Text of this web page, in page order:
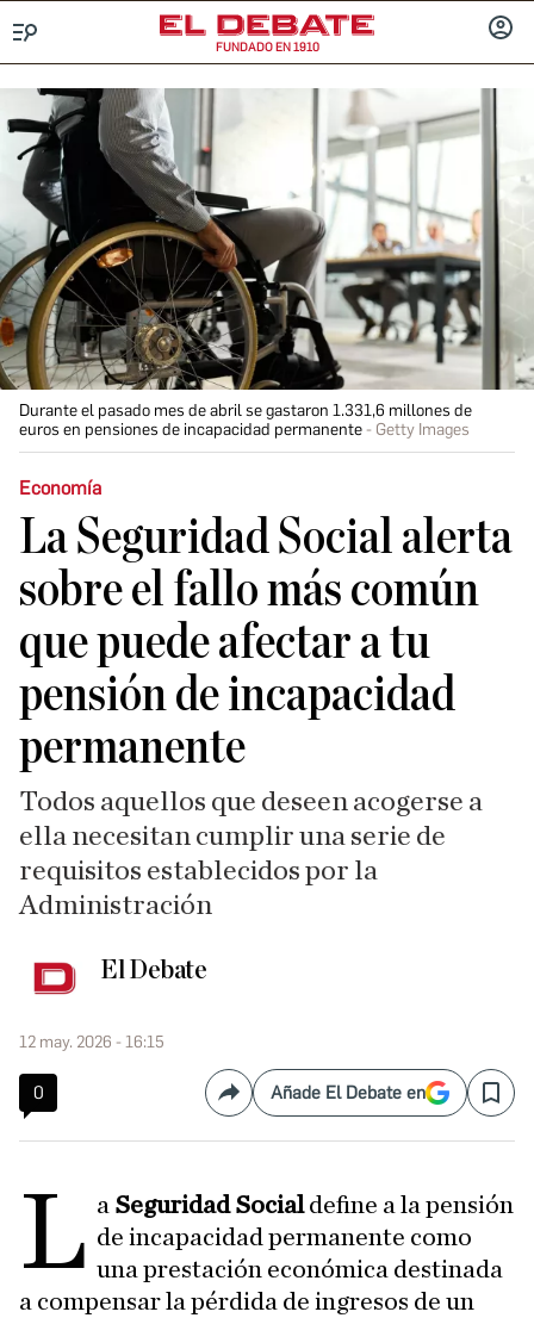
FUNDADO EN 1910
Durante el pasado mes de abril se gastaron 1.331,6 millones de
euros en pensiones de incapacidad permanente
Getty Images
Economía
La Seguridad Social alerta
sobre el fallo más común
que puede afectar a tu
pensión de incapacidad
permanente
Todos aquellos que deseen acogerse a
ella necesitan cumplir una serie de
requisitos establecidos por la
Administración
El Debate
12 may. 2026 - 16:15
0 CompartirAñade El Debate en Save
L a Seguridad Socialdefine a la pensión
de incapacidad permanente como
una prestación económica destinada
a compensar la pérdida de ingresos de un